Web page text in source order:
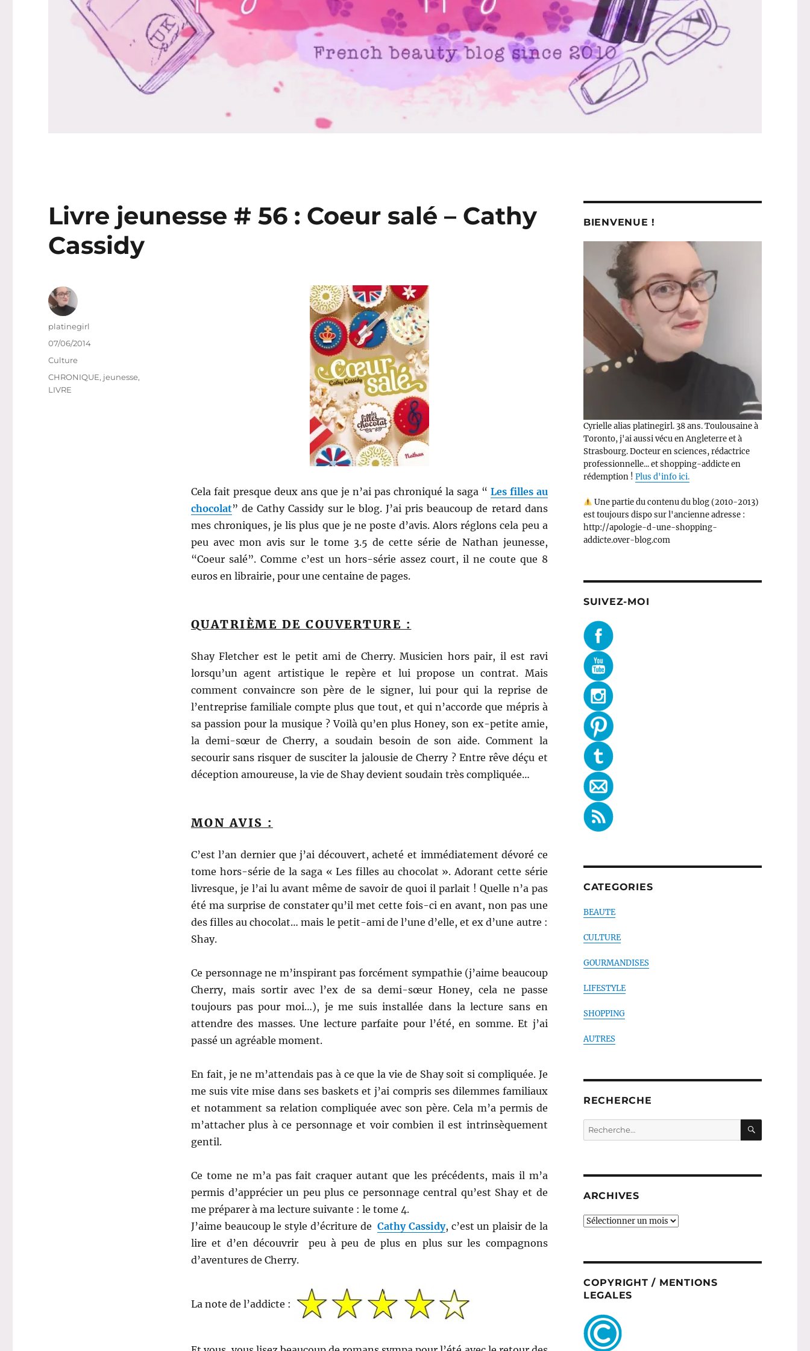
Livre jeunesse # 56 : Coeur salé – Cathy
Cassidy
Cela fait presque deux ans que je n’ai pas chroniqué la saga “ Les filles au
chocolat” de Cathy Cassidy sur le blog. J’ai pris beaucoup de retard dans
mes chroniques, je lis plus que je ne poste d’avis. Alors réglons cela peu a
peu avec mon avis sur le tome 3.5 de cette série de Nathan jeunesse,
“Coeur salé”. Comme c’est un hors-série assez court, il ne coute que 8
euros en librairie, pour une centaine de pages.
QUATRIÈME DE COUVERTURE :
Shay Fletcher est le petit ami de Cherry. Musicien hors pair, il est ravi
lorsqu’un agent artistique le repère et lui propose un contrat. Mais
comment convaincre son père de le signer, lui pour qui la reprise de
l’entreprise familiale compte plus que tout, et qui n’accorde que mépris à
sa passion pour la musique ? Voilà qu’en plus Honey, son ex-petite amie,
la demi-sœur de Cherry, a soudain besoin de son aide. Comment la
secourir sans risquer de susciter la jalousie de Cherry ? Entre rêve déçu et
déception amoureuse, la vie de Shay devient soudain très compliquée…
MON AVIS :
C’est l’an dernier que j’ai découvert, acheté et immédiatement dévoré ce
tome hors-série de la saga « Les filles au chocolat ». Adorant cette série
livresque, je l’ai lu avant même de savoir de quoi il parlait ! Quelle n’a pas
été ma surprise de constater qu’il met cette fois-ci en avant, non pas une
des filles au chocolat… mais le petit-ami de l’une d’elle, et ex d’une autre :
Shay.
Ce personnage ne m’inspirant pas forcément sympathie (j’aime beaucoup
Cherry, mais sortir avec l’ex de sa demi-sœur Honey, cela ne passe
toujours pas pour moi…), je me suis installée dans la lecture sans en
attendre des masses. Une lecture parfaite pour l’été, en somme. Et j’ai
passé un agréable moment.
En fait, je ne m’attendais pas à ce que la vie de Shay soit si compliquée. Je
me suis vite mise dans ses baskets et j’ai compris ses dilemmes familiaux
et notamment sa relation compliquée avec son père. Cela m’a permis de
m’attacher plus à ce personnage et voir combien il est intrinsèquement
gentil.
Ce tome ne m’a pas fait craquer autant que les précédents, mais il m’a
permis d’apprécier un peu plus ce personnage central qu’est Shay et de
me préparer à ma lecture suivante : le tome 4.
J’aime beaucoup le style d’écriture de Cathy Cassidy, c’est un plaisir de la
lire et d’en découvrir peu à peu de plus en plus sur les compagnons
d’aventures de Cherry.
La note de l’addicte :
Auteur
platinegirl
Publié
07/06/2014
Catégories
Culture
Étiquettes
CHRONIQUE, jeunesse,
LIVRE
BIENVENUE !
Cyrielle alias platinegirl. 38 ans. Toulousaine à
Toronto, j'ai aussi vécu en Angleterre et à
Strasbourg. Docteur en sciences, rédactrice
professionnelle... et shopping-addicte en
rédemption ! Plus d'info ici.
Une partie du contenu du blog (2010-2013)
est toujours dispo sur l'ancienne adresse :
http://apologie-d-une-shopping-
addicte.over-blog.com
SUIVEZ-MOI
CATEGORIES
BEAUTE
CULTURE
GOURMANDISES
LIFESTYLE
SHOPPING
AUTRES
RECHERCHE
Recherche
pour :
ARCHIVES
ARCHIVES
COPYRIGHT / MENTIONS
LEGALES